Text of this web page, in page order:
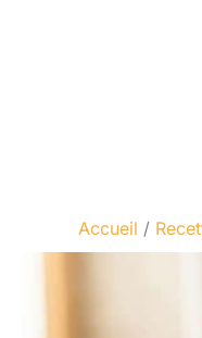
Accueil